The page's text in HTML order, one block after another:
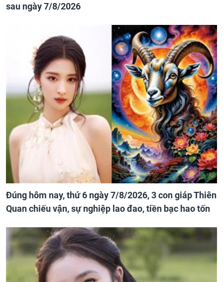
sau ngày 7/8/2026
Đúng hôm nay, thứ 6 ngày 7/8/2026, 3 con giáp Thiên
Quan chiếu vận, sự nghiệp lao đao, tiền bạc hao tốn